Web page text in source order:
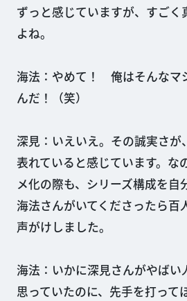
ずっと感じていますが、すごく
よね。
海法：やめて！ 俺はそんなマ
んだ！（笑）
深見：いえいえ。その誠実さが
表れていると感じています。な
メ化の際も、シリーズ構成を自
海法さんがいてくださったら百
声がけしました。
海法：いかに深見さんがやばい
思っていたのに、先手を打って